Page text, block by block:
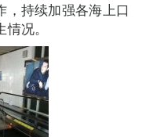
，持续加强各海上口
况。